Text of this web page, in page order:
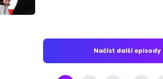
Načíst další episody